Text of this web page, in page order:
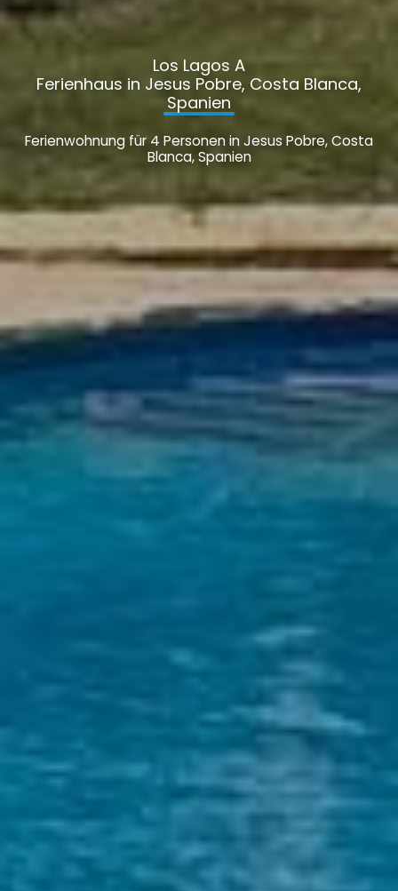
Los Lagos A
Ferienhaus in Jesus Pobre, Costa Blanca,
Spanien
Ferienwohnung für 4 Personen in Jesus Pobre, Costa
Blanca, Spanien